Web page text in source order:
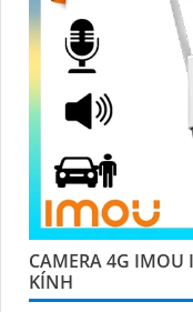
CAMERA 4G IMOU
KÍNH